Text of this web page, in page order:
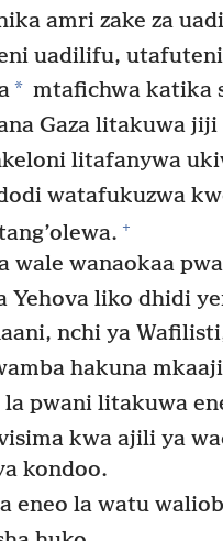
amri zake za
uadilifu,
* mtafichwa katika
Gaza litakuwa
litafanywa
watafukuzwa
+
wale wanaokaa
Yehova liko dhidi
nchi ya
hakuna
la pwani litakuwa
kwa ajili ya
kondoo.
eneo la watu